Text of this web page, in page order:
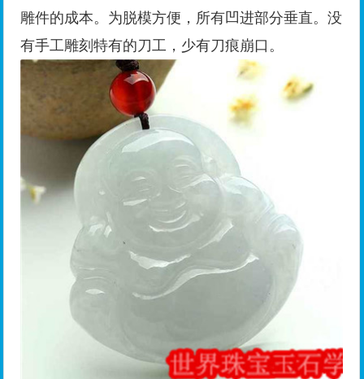
雕件的成本。为脱模方便，所有凹进部分垂直。没
有手工雕刻特有的刀工，少有刀痕崩口。